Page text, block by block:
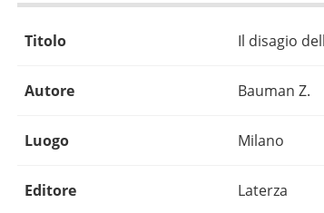
Titolo Il disagio
Autore Bauman Z.
Luogo Milano
Editore Laterza